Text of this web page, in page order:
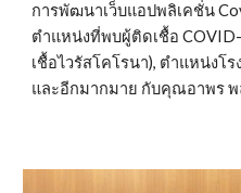
การพัฒนาเว็บแอปพลิเคชั่น
ตำแหน่งที่พบผู้ติดเชื้อ
เชื้อไวรัสโคโรนา), ตำแหน่งโ
และอีกมากมาย กับคุณอาพร พ